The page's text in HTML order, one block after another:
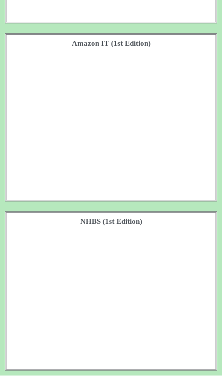
Amazon IT (1st Edition)
NHBS (1st Edition)